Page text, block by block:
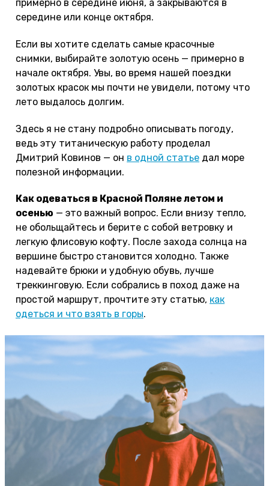
примерно в середине июня, а закрываются в
середине или конце октября.
Если вы хотите сделать самые красочные
снимки, выбирайте золотую осень — примерно в
начале октября. Увы, во время нашей поездки
золотых красок мы почти не увидели, потому что
лето выдалось долгим.
Здесь я не стану подробно описывать погоду,
ведь эту титаническую работу проделал
Дмитрий Ковинов — он в одной статье дал море
полезной информации.
Как одеваться в Красной Поляне летом и
осенью — это важный вопрос. Если внизу тепло,
не обольщайтесь и берите с собой ветровку и
легкую флисовую кофту. После захода солнца на
вершине быстро становится холодно. Также
надевайте брюки и удобную обувь, лучше
треккинговую. Если собрались в поход даже на
простой маршрут, прочтите эту статью, как
одеться и что взять в горы.